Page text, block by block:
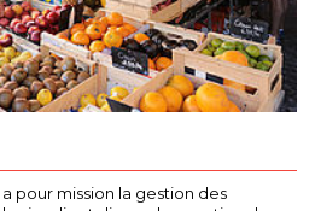
pour mission la gestion des